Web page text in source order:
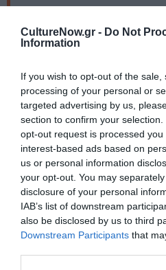
CultureNow.gr - Do Not
Information
If you wish to opt-out of the
processing of your personal or
targeted advertising by us,
section to confirm your
opt-out request is processed
interest-based ads based on
us or personal information
your opt-out. You may
disclosure of your personal
IAB’s list of downstream
also be disclosed by us to third
Downstream Participants that
Ακολουθήστε το
μάθετε πρώτοι όλες τις
Δείτε όλα τατελευταία νέα
Πολιτισμό στοCulturenow.gr
Νέοι Διαγωνισμοί ❯
Tags
ΙΑΚΩΒΟΣ ΚΑΜΠΑΝΕΛΛΗΣ